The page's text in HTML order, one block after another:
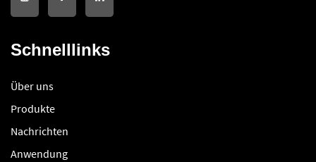
Schnelllinks
Über uns
Produkte
Nachrichten
Anwendung